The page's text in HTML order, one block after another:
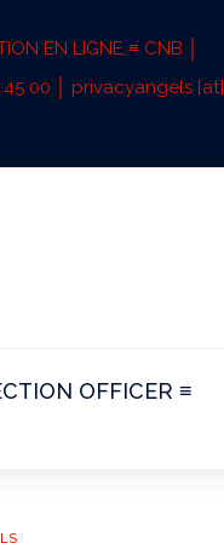
EN LIGNE ≡ CNB │
45 00 │ privacyangels [at]
OFFICER ≡